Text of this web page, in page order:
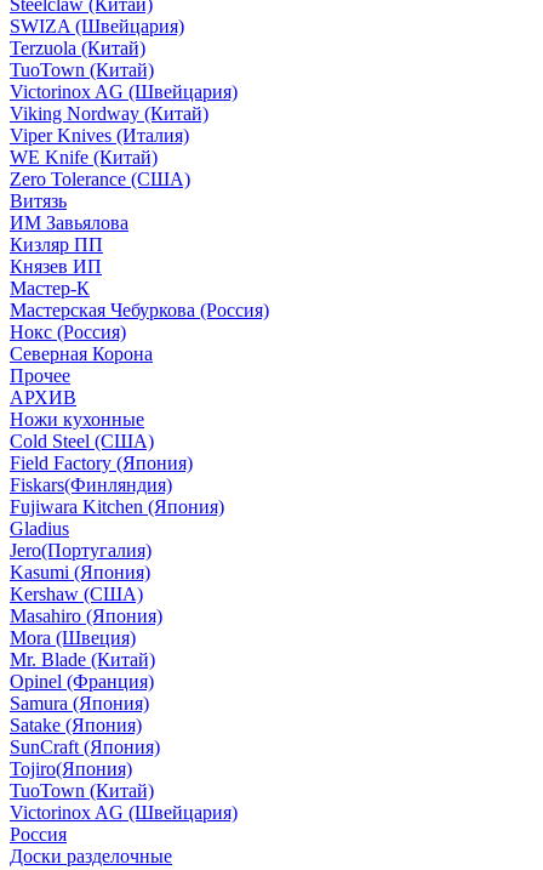
Steelclaw (Китай)
SWIZA (Швейцария)
Terzuola (Китай)
TuoTown (Китай)
Victorinox AG (Швейцария)
Viking Nordway (Китай)
Viper Knives (Италия)
WE Knife (Китай)
Zero Tolerance (США)
Витязь
ИМ Завьялова
Кизляр ПП
Князев ИП
Мастер-К
Мастерская Чебуркова (Россия)
Нокс (Россия)
Северная Корона
Прочее
АРХИВ
Ножи кухонные
Cold Steel (США)
Field Factory (Япония)
Fiskars(Финляндия)
Fujiwara Kitchen (Япония)
Gladius
Jero(Португалия)
Kasumi (Япония)
Kershaw (США)
Masahiro (Япония)
Mora (Швеция)
Mr. Blade (Китай)
Opinel (Франция)
Samura (Япония)
Satake (Япония)
SunCraft (Япония)
Tojiro(Япония)
TuoTown (Китай)
Victorinox AG (Швейцария)
Россия
Доски разделочные